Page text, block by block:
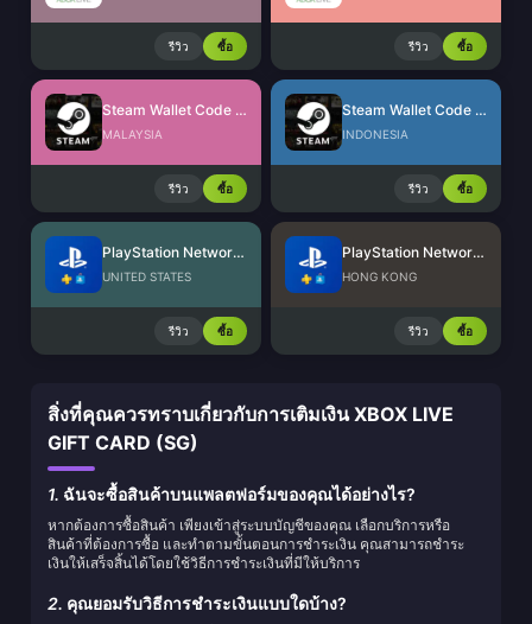
รีวิว ซื้อ รีวิว ซื้อ
Steam Wallet Code (MYR)
MALAYSIA
รีวิว ซื้อ
Steam Wallet Code (IDR)
INDONESIA
รีวิว ซื้อ
PlayStation Network Card (US)
UNITED STATES
รีวิว ซื้อ
PlayStation Network Card (HK)
HONG KONG
รีวิว ซื้อ
สิ่งที่คุณควรทราบเกี่ยวกับการเติมเงิน XBOX LIVE
GIFT CARD (SG)
1. ฉันจะซื้อสินค้าบนแพลตฟอร์มของคุณได้อย่างไร?
หากต้องการซื้อสินค้า เพียงเข้าสู่ระบบบัญชีของคุณ เลือกบริการหรือ
สินค้าที่ต้องการซื้อ และทำตามขั้นตอนการชำระเงิน คุณสามารถชำระ
เงินให้เสร็จสิ้นได้โดยใช้วิธีการชำระเงินที่มีให้บริการ
2. คุณยอมรับวิธีการชำระเงินแบบใดบ้าง?